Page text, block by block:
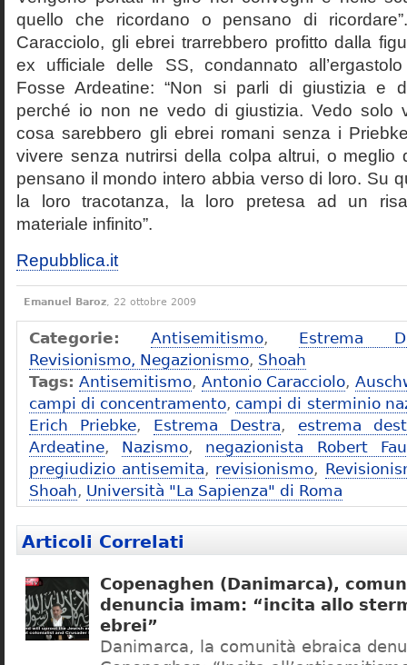
quello che ricordano o pensano di
Caracciolo, gli ebrei trarrebbero profitto dalla
ex ufficiale delle SS, condannato
Fosse Ardeatine: “Non si parli di giustizia e
perché io non ne vedo di giustizia. Vedo solo
cosa sarebbero gli ebrei romani senza i
vivere senza nutrirsi della colpa altrui, o meglio
pensano il mondo intero abbia verso di loro. Su
la loro tracotanza, la loro pretesa ad un
materiale infinito”.
Repubblica.it
Emanuel Baroz, 22 ottobre 2009
Categorie: Antisemitismo, Estrema
Revisionismo, Negazionismo, Shoah
Tags: Antisemitismo, Antonio Caracciolo,
campi di concentramento, campi di sterminio
Erich Priebke, Estrema Destra, estrema
Ardeatine, Nazismo, negazionista Robert
pregiudizio antisemita, revisionismo,
Shoah, Università "La Sapienza" di Roma
Articoli Correlati
Copenaghen (Danimarca),
denuncia imam: “incita allo
ebrei”
Danimarca, la comunità ebraica